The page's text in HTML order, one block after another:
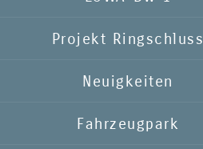
Projekt Ringschluss
Neuigkeiten
Fahrzeugpark